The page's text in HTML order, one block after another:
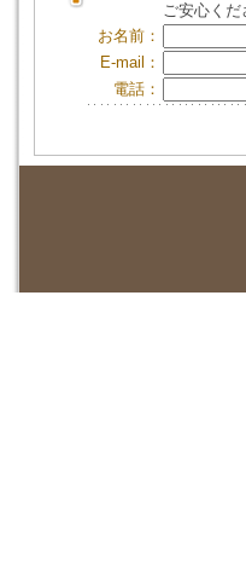
ご安心くだ
お名前：
E-mail：
電話：